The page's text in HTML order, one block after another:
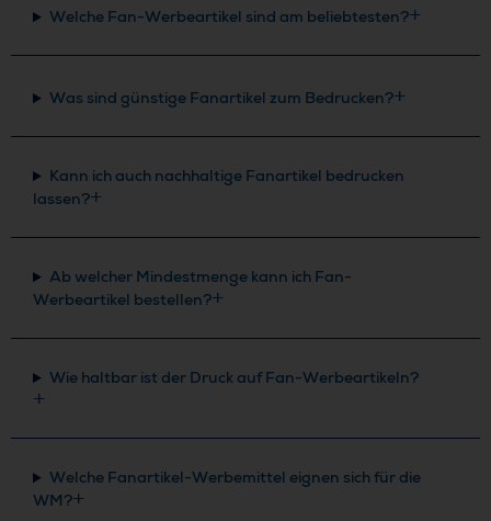
Welche Fan-Werbeartikel sind am beliebtesten?
Was sind günstige Fanartikel zum Bedrucken?
Kann ich auch nachhaltige Fanartikel bedrucken
lassen?
Ab welcher Mindestmenge kann ich Fan-
Werbeartikel bestellen?
Wie haltbar ist der Druck auf Fan-Werbeartikeln?
Welche Fanartikel-Werbemittel eignen sich für die
WM?